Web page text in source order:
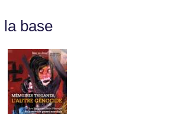
la base